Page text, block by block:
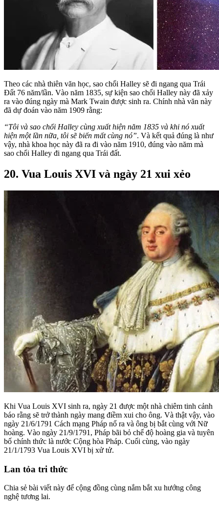
Theo các nhà thiên văn học, sao chổi Halley sẽ đi ngang qua Trái
Đất 76 năm/lần. Vào năm 1835, sự kiện sao chổi Halley này đã xảy
ra vào đúng ngày mà Mark Twain được sinh ra. Chính nhà văn này
đã dự đoán vào năm 1909 rằng:
“Tôi và sao chổi Halley cùng xuất hiện năm 1835 và khi nó xuất
hiện một lần nữa, tôi sẽ biến mất cùng nó”. Và kết quả đúng là như
vậy, nhà khoa học này đã ra đi vào năm 1910, đúng vào năm mà
sao chổi Halley đi ngang qua Trái đất.
20. Vua Louis XVI và ngày 21 xui xẻo
Khi Vua Louis XVI sinh ra, ngày 21 được một nhà chiêm tinh cảnh
báo rằng sẽ trở thành ngày mang điềm xui cho ông. Và thật vậy, vào
ngày 21/6/1791 Cách mạng Pháp nổ ra và ông bị bắt cùng với Nữ
hoàng. Vào ngày 21/9/1791, Pháp bãi bỏ chế độ hoàng gia và tuyên
bố chính thức là nước Cộng hòa Pháp. Cuối cùng, vào ngày
21/1/1793 Vua Louis XVI bị xử tử.
Lan tỏa tri thức
Chia sẻ bài viết này để cộng đồng cùng nắm bắt xu hướng công
nghệ tương lai.